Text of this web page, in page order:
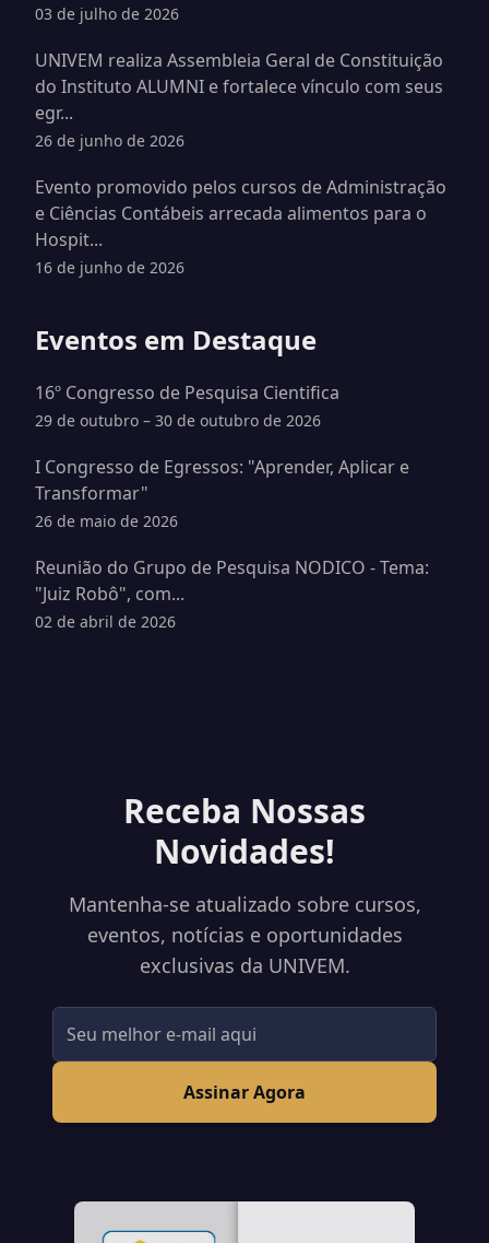
03 de julho de 2026
UNIVEM realiza Assembleia Geral de Constituição
do Instituto ALUMNI e fortalece vínculo com seus
egr...
26 de junho de 2026
Evento promovido pelos cursos de Administração
e Ciências Contábeis arrecada alimentos para o
Hospit...
16 de junho de 2026
Eventos em Destaque
16º Congresso de Pesquisa Cientifica
29 de outubro – 30 de outubro de 2026
I Congresso de Egressos: "Aprender, Aplicar e
Transformar"
26 de maio de 2026
Reunião do Grupo de Pesquisa NODICO - Tema:
"Juiz Robô", com...
02 de abril de 2026
Receba Nossas
Novidades!
Mantenha-se atualizado sobre cursos,
eventos, notícias e oportunidades
exclusivas da UNIVEM.
Assinar Agora